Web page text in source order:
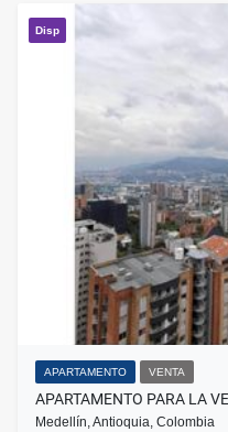
Disp
APARTAMENTO VENTA
APARTAMENTO PARA LA
Medellín, Antioquia, Colombia